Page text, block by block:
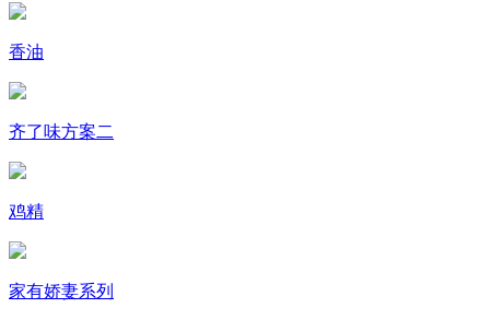
香油
齐了味方案二
鸡精
家有娇妻系列